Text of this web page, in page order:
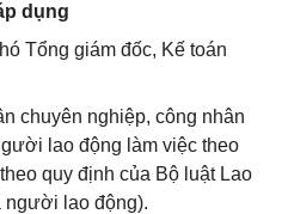
dụng
Tổng giám đốc, Kế toán
chuyên nghiệp, công nhân
lao động làm việc theo
quy định của Bộ luật Lao
người lao động).